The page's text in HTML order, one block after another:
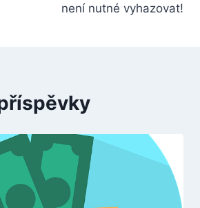
není nutné vyhazovat!